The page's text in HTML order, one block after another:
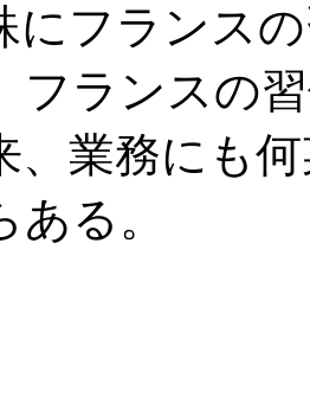
にフランス
フランスの
、業務にも
る。